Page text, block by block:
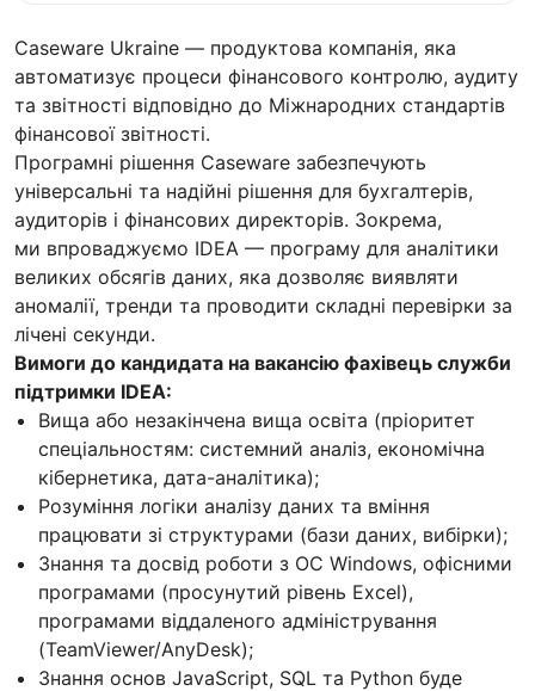
Caseware Ukraine — продуктова компанія, яка
автоматизує процеси фінансового контролю, аудиту
та звітності відповідно до Міжнародних стандартів
фінансової звітності.
Програмні рішення Caseware забезпечують
універсальні та надійні рішення для бухгалтерів,
аудиторів і фінансових директорів. Зокрема,
ми впроваджуємо IDEA — програму для аналітики
великих обсягів даних, яка дозволяє виявляти
аномалії, тренди та проводити складні перевірки за
лічені секунди.
Вимоги до кандидата на вакансію фахівець служби
підтримки IDEA:
Вища або незакінчена вища освіта (пріоритет
спеціальностям: системний аналіз, економічна
кібернетика, дата-аналітика);
Розуміння логіки аналізу даних та вміння
працювати зі структурами (бази даних, вибірки);
Знання та досвід роботи з ОС Windows, офісними
програмами (просунутий рівень Excel),
програмами віддаленого адміністрування
(TeamViewer/AnyDesk);
Знання основ JavaScript, SQL та Python буде